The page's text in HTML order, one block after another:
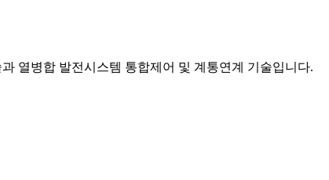
열병합 발전시스템 통합제어 및 계통연계 기술입니다.